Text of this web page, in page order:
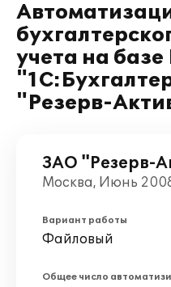
учета на
"Резерв-
ЗАО "Резерв-
Москва, Июнь
Вариант работы
Файловый
Общее число